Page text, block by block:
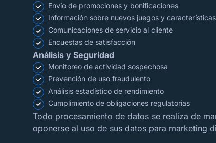
Envío de promociones y bonificaciones
Información sobre nuevos juegos y características
Comunicaciones de servicio al cliente
Encuestas de satisfacción
Análisis y Seguridad
Monitoreo de actividad sospechosa
Prevención de uso fraudulento
Análisis estadístico de rendimiento
Cumplimiento de obligaciones regulatorias
Todo procesamiento de datos se realiza de
oponerse al uso de sus datos para marketing